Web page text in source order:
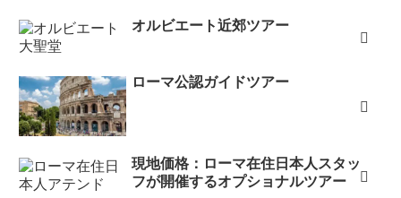
オルビエート近郊ツアー
ローマ公認ガイドツアー
現地価格：ローマ在住日本人スタッ
フが開催するオプショナルツアー